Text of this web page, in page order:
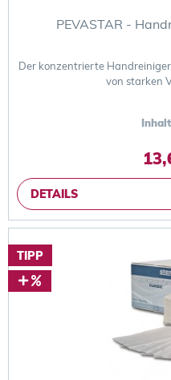
PEVASTAR -
Der konzentrierte
von starken
Inhalt
DETAILS
TIPP